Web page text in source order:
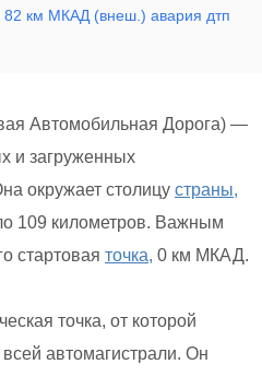
км МКАД (внеш.) авария дтп
Автомобильная Дорога) —
и загруженных
окружает столицу страны,
109 километров. Важным
стартовая точка, 0 км МКАД.
точка, от которой
автомагистрали. Он